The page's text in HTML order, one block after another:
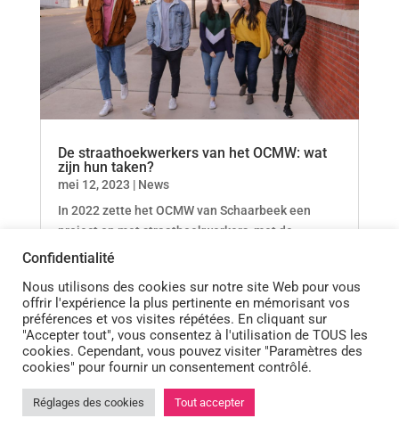
De straathoekwerkers van het OCMW: wat
zijn hun taken?
mei 12, 2023 | News
In 2022 zette het OCMW van Schaarbeek een
project op met straathoekwerkers, met de
financiële steun van de GGC.
 
Confidentialité
Nous utilisons des cookies sur notre site Web pour vous
offrir l'expérience la plus pertinente en mémorisant vos
préférences et vos visites répétées. En cliquant sur
"Accepter tout", vous consentez à l'utilisation de TOUS les
cookies. Cependant, vous pouvez visiter "Paramètres des
cookies" pour fournir un consentement contrôlé.
Réglages des cookies Tout accepter